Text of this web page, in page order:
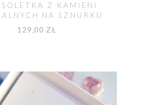
Z KAMIENI
NA SZNURKU
I KAMIEŃ SŁONECZNY
MOYA
129,00 ZŁ